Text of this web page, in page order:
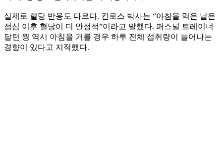
실제로 혈당 반응도 다르다. 킨로스 박사는 “아침을 먹은 날은
점심 이후 혈당이 더 안정적”이라고 말했다. 퍼스널 트레이너
달턴 웡 역시 아침을 거를 경우 하루 전체 섭취량이 늘어나는
경향이 있다고 지적했다.